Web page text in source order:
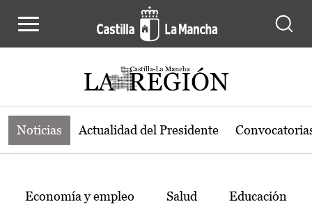
Noticias de la región de Castilla-La
Noticias Actualidad del Presidente
Temas
Economía y empleo Salud Educación